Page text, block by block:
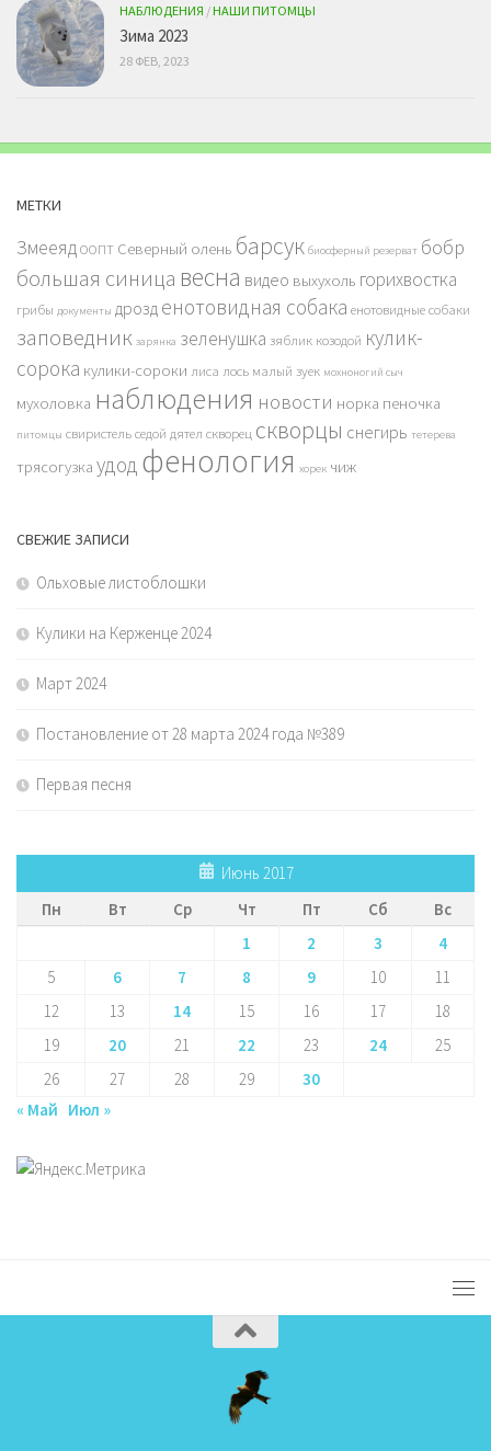
НАБЛЮДЕНИЯ /НАШИ ПИТОМЦЫ
Зима 2023
28 ФЕВ, 2023
МЕТКИ
ЗмееядООПТ Северный олень барсук биосферный резерват бобр
большая синица весна видео выхухоль горихвостка
грибы документы дрозд енотовидная собака енотовидные собаки
заповедник зарянка зеленушка зяблик козодой кулик-
сорока кулики-сороки лиса лось малый зуек мохноногий сыч
мухоловка наблюдения новости норка пеночка
питомцы свиристельседой дятел скворец скворцы снегирь тетерева
трясогузка удод фенология хорек чиж
СВЕЖИЕ ЗАПИСИ
Ольховые листоблошки
Кулики на Керженце 2024
Март 2024
Постановление от 28 марта 2024 года №389
Первая песня
Июнь 2017
Пн
Вт Ср Чт Пт Сб
Вс
1
2 3
4
5
6 7 8 9 10
11
12
13 14 15 16 17
18
19
20 21 22 23 24
25
26
27 28 29
30
« Май Июл »